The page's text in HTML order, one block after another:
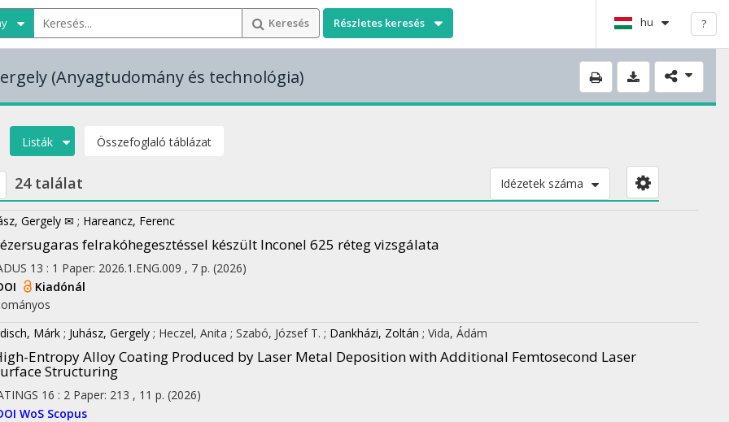
Keresés Részletes keresés hu ?
(Anyagtudomány és technológia)
Listák Összefoglaló táblázat
24 találat Idézetek száma
Gergely ✉ ; Hareancz, Ferenc
felrakóhegesztéssel készült Inconel 625 réteg vizsgálata
13 : 1 Paper: 2026.1.ENG.009 , 7 p. (2026)
Kiadónál
Márk ; Juhász, Gergely ; Heczel, Anita ; Szabó, József T. ; Dankházi, Zoltán ; Vida, Ádám
Entropy Alloy Coating Produced by Laser Metal Deposition with Additional Femtosecond Laser
Structuring
16 : 2 Paper: 213 , 11 p. (2026)
WoS Scopus